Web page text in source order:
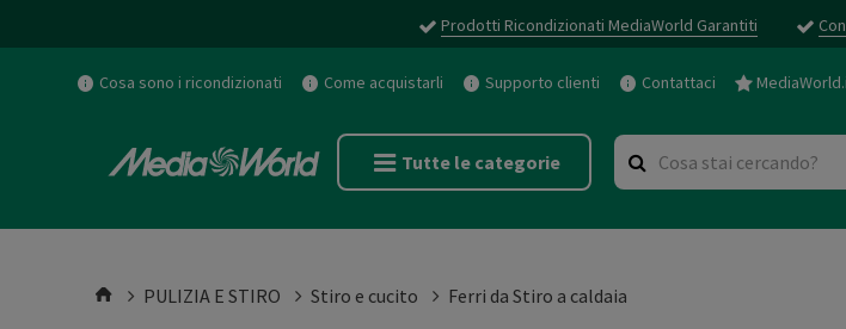
Prodotti Ricondizionati MediaWorld Garantiti
Cosa sono i ricondizionati Come acquistarli Supporto clienti Contattaci
Tutte le categorie
PULIZIA E STIRO Stiro e cucito
Ferri da Stiro a caldaia